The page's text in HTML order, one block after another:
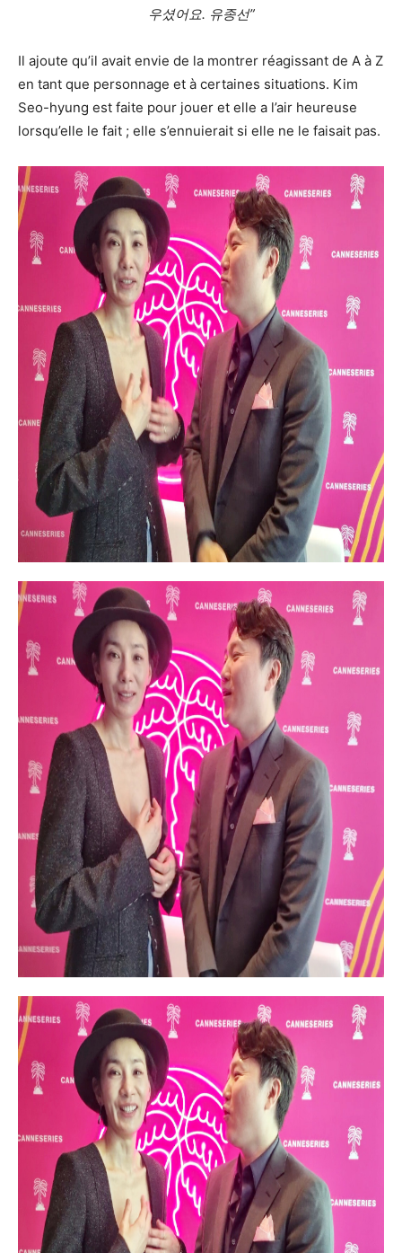
우셨어요. 유종선”
Il ajoute qu’il avait envie de la montrer réagissant de A à Z
en tant que personnage et à certaines situations. Kim
Seo-hyung est faite pour jouer et elle a l’air heureuse
lorsqu’elle le fait ; elle s’ennuierait si elle ne le faisait pas.